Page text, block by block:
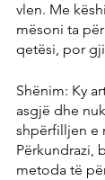
vlen. Me
mësoni ta
qetësi, por
Shënim: Ky
asgjë dhe
shpërfilljen e
Përkundrazi,
metoda të